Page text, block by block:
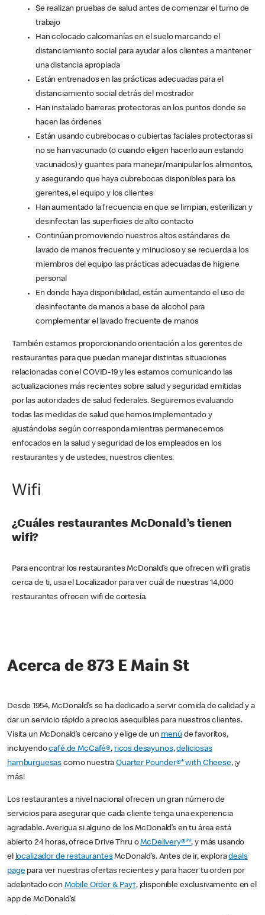
Se realizan pruebas de salud antes de comenzar el turno de
trabajo
Han colocado calcomanías en el suelo marcando el
distanciamiento social para ayudar a los clientes a mantener
una distancia apropiada
Están entrenados en las prácticas adecuadas para el
distanciamiento social detrás del mostrador
Han instalado barreras protectoras en los puntos donde se
hacen las órdenes
Están usando cubrebocas o cubiertas faciales protectoras si
no se han vacunado (o cuando eligen hacerlo aun estando
vacunados) y guantes para manejar/manipular los alimentos,
y asegurando que haya cubrebocas disponibles para los
gerentes, el equipo y los clientes
Han aumentado la frecuencia en que se limpian, esterilizan y
desinfectan las superficies de alto contacto
Continúan promoviendo nuestros altos estándares de
lavado de manos frecuente y minucioso y se recuerda a los
miembros del equipo las prácticas adecuadas de higiene
personal
En donde haya disponibilidad, están aumentando el uso de
desinfectante de manos a base de alcohol para
complementar el lavado frecuente de manos
También estamos proporcionando orientación a los gerentes de
restaurantes para que puedan manejar distintas situaciones
relacionadas con el COVID-19 y les estamos comunicando las
actualizaciones más recientes sobre salud y seguridad emitidas
por las autoridades de salud federales. Seguiremos evaluando
todas las medidas de salud que hemos implementado y
ajustándolas según corresponda mientras permanecemos
enfocados en la salud y seguridad de los empleados en los
restaurantes y de ustedes, nuestros clientes.
Wifi
¿Cuáles restaurantes McDonald’s tienen
wifi?
Para encontrar los restaurantes McDonald’s que ofrecen wifi gratis
cerca de ti, usa el Localizador para ver cuál de nuestras 14,000
restaurantes ofrecen wifi de cortesía.
Acerca de 873 E Main St
Desde 1954, McDonald’s se ha dedicado a servir comida de calidad y a
dar un servicio rápido a precios asequibles para nuestros clientes.
Visita un McDonald’s cercano y elige de un menú de favoritos,
incluyendocafé de McCafé®, ricos desayunos,deliciosas
hamburguesas como nuestraQuarter Pounder®* with Cheese, ¡y
más!
Los restaurantes a nivel nacional ofrecen un gran número de
servicios para asegurar que cada cliente tenga una experiencia
agradable. Averigua si alguno de los McDonald’s en tu área está
abierto 24 horas, ofrece Drive Thru oMcDelivery®**, y más usando
el localizador de restaurantesMcDonald’s. Antes de ir, exploradeals
pagepara ver nuestras ofertas recientes y para hacer tu orden por
adelantado con Mobile Order & Pay†, ¡disponible exclusivamente en el
app de McDonald’s!